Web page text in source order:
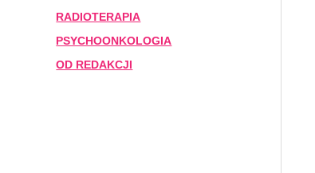
RADIOTERAPIA
PSYCHOONKOLOGIA
OD REDAKCJI